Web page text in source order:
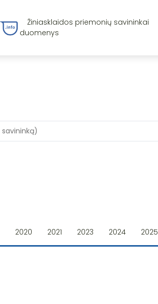
Žiniasklaidos priemonių savininkai
duomenys
2020 2021 2023 2024 2025